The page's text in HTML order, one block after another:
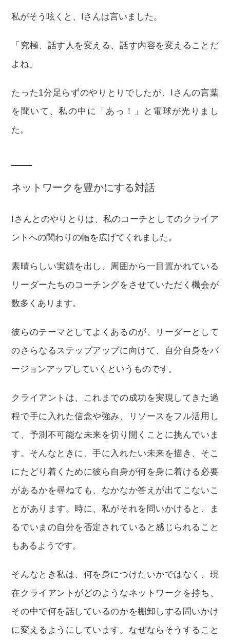
私がそう呟くと、Iさんは言いました。
「究極、話す人を変える、話す内容を変えることだ
よね」
たった1分足らずのやりとりでしたが、Iさんの言葉
を聞いて、私の中に「あっ！」と電球が光りまし
た。
ネットワークを豊かにする対話
Iさんとのやりとりは、私のコーチとしてのクライア
ントへの関わりの幅を広げてくれました。
素晴らしい実績を出し、周囲から一目置かれている
リーダーたちのコーチングをさせていただく機会が
数多くあります。
彼らのテーマとしてよくあるのが、リーダーとして
のさらなるステップアップに向けて、自分自身をバ
ージョンアップしていくというものです。
クライアントは、これまでの成功を実現してきた過
程で手に入れた信念や強み、リソースをフル活用し
て、予測不可能な未来を切り開くことに挑んでいま
す。そんなときに、手に入れたい未来を描き、そこ
にたどり着くために彼ら自身が何を身に着ける必要
があるかを尋ねても、なかなか答えが出てこないこ
とがあります。時に、私がそれを問いかけると、ま
るでいまの自分を否定されていると感じられること
もあるようです。
そんなとき私は、何を身につけたいかではなく、現
在クライアントがどのようなネットワークを持ち、
その中で何を話しているのかを棚卸しする問いかけ
に変えるようにしています。なぜならそうすること